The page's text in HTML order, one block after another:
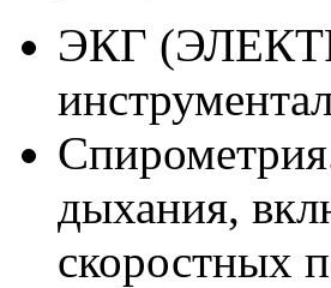
ЭКГ
дыхания,
скоростных